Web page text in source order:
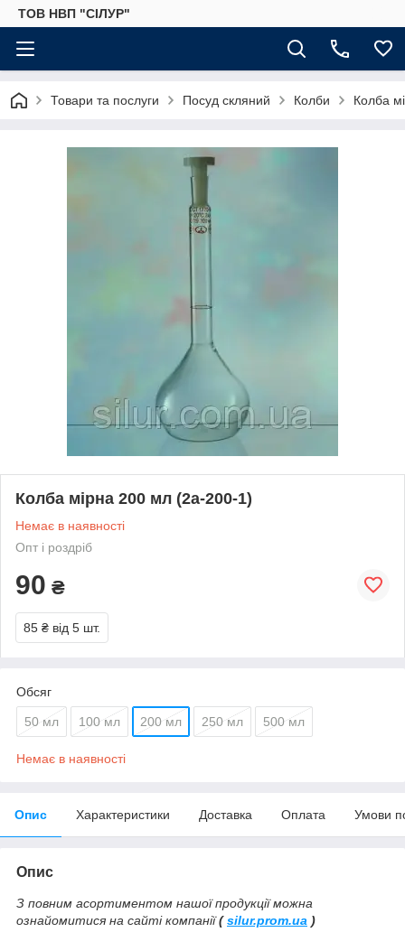
ТОВ НВП "СІЛУР"
Товари та послуги Посуд скляний Колби Колба
Колба мірна 200 мл (2а-200-1)
Немає в наявності
Опт і роздріб
90 ₴
85 ₴ від 5 шт.
Обсяг
50 мл 100 мл 200 мл 250 мл 500 мл
Немає в наявності
Опис Характеристики Доставка Оплата Умови
Опис
З повним асортиментом нашої продукції можна
ознайомитися на сайті компанії(silur.prom.ua )